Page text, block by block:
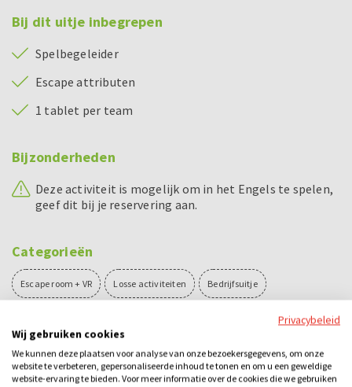
Bij dit uitje inbegrepen
Spelbegeleider
Escape attributen
1 tablet per team
Bijzonderheden
Deze activiteit is mogelijk om in het Engels te spelen,
geef dit bij je reservering aan.
Categorieën
Escape room + VR Losse activiteiten Bedrijfsuitje
Vrijgezellenuitje
Avond Overdag Binnen Spel Teambuilding
Privacybeleid
Wij gebruiken cookies
We kunnen deze plaatsen voor analyse van onze bezoekersgegevens, om onze
website te verbeteren, gepersonaliseerde inhoud te tonen en om u een geweldige
website-ervaring te bieden. Voor meer informatie over de cookies die we gebruiken